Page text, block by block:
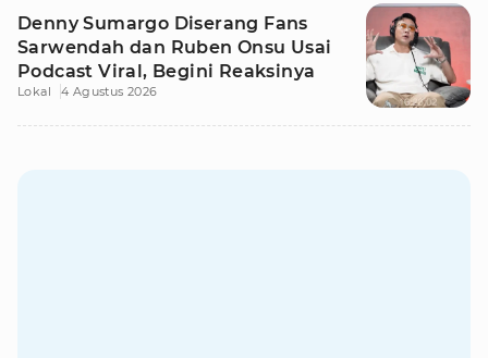
Denny Sumargo Diserang Fans
Sarwendah dan Ruben Onsu Usai
Podcast Viral, Begini Reaksinya
Lokal 4 Agustus 2026